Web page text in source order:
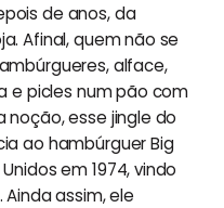
de anos, da
Afinal, quem não se
alface,
e picles num pão com
noção, esse jingle do
ao hambúrguer Big
em 1974, vindo
Ainda assim, ele